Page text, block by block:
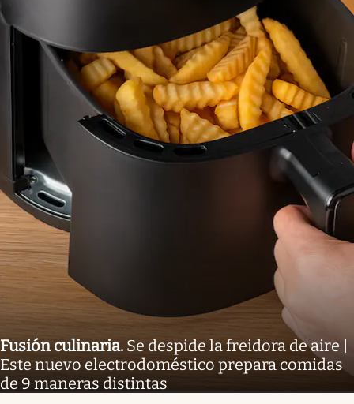
Fusión culinaria. Se despide la freidora de aire |
Este nuevo electrodoméstico prepara comidas
de 9 maneras distintas